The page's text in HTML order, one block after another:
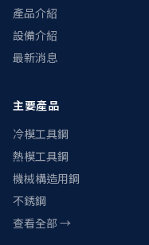
產品介紹
設備介紹
最新消息
主要產品
冷模工具鋼
熱模工具鋼
機械構造用鋼
不銹鋼
查看全部 →